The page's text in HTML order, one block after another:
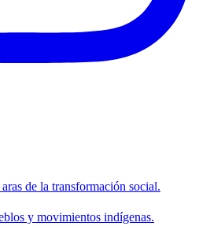
de la transformación social.
y movimientos indígenas.